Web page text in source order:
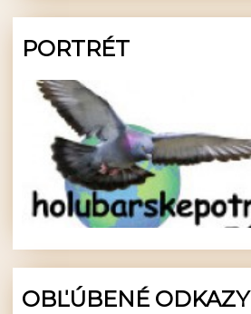
PORTRÉT
OBĽÚBENÉ ODKAZY